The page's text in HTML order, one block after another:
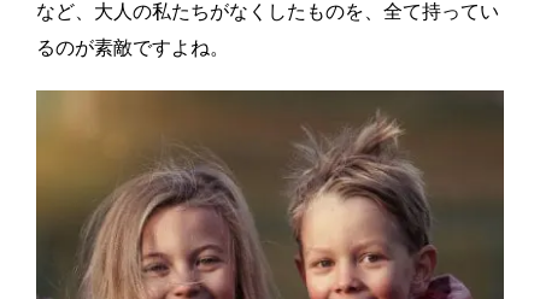
など、大人の私たちがなくしたものを、全て持ってい
るのが素敵ですよね。